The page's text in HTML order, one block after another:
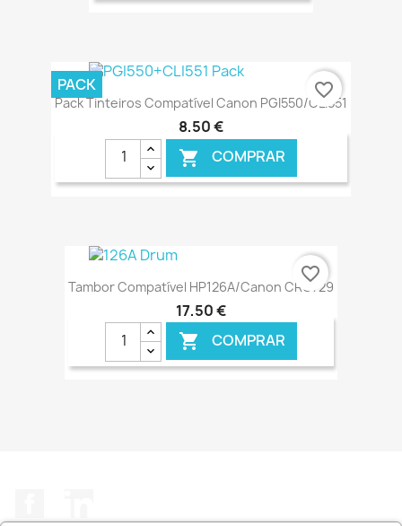
Pack Tinteiros Compatível Canon PGI550/CLI551
8,50 €
 COMPRAR
€ ONLINE
PACK favorite_border
Tambor Compatível HP126A/Canon CRG729
17,50 €
 COMPRAR
favorite_border